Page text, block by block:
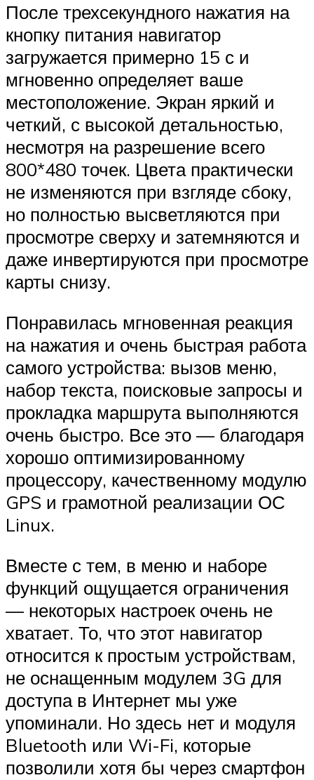
После трехсекундного нажатия на
кнопку питания навигатор
загружается примерно 15 с и
мгновенно определяет ваше
местоположение. Экран яркий и
четкий, с высокой детальностью,
несмотря на разрешение всего
800*480 точек. Цвета практически
не изменяются при взгляде сбоку,
но полностью высветляются при
просмотре сверху и затемняются и
даже инвертируются при просмотре
карты снизу.
Понравилась мгновенная реакция
на нажатия и очень быстрая работа
самого устройства: вызов меню,
набор текста, поисковые запросы и
прокладка маршрута выполняются
очень быстро. Все это — благодаря
хорошо оптимизированному
процессору, качественному модулю
GPS и грамотной реализации ОС
Linux.
Вместе с тем, в меню и наборе
функций ощущается ограничения
— некоторых настроек очень не
хватает. То, что этот навигатор
относится к простым устройствам,
не оснащенным модулем 3G для
доступа в Интернет мы уже
упоминали. Но здесь нет и модуля
Bluetooth или Wi-Fi, которые
позволили хотя бы через смартфон